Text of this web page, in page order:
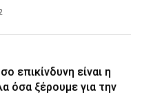
επικίνδυνη είναι η
όσα ξέρουμε για την